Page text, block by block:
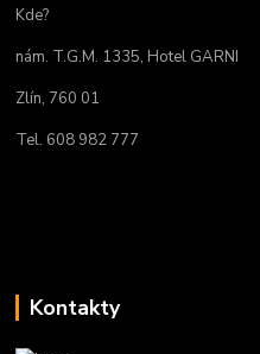
Kde?
nám. T.G.M. 1335, Hotel GARNI
Zlín, 760 01
Tel. 608 982 777
Kontakty